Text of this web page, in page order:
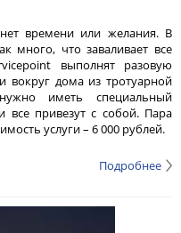
времени или желания. В
много, что заваливает все
выполнят разовую
вокруг дома из тротуарной
иметь специальный
все привезут с собой. Пара
услуги – 6 000 рублей.
Подробнее